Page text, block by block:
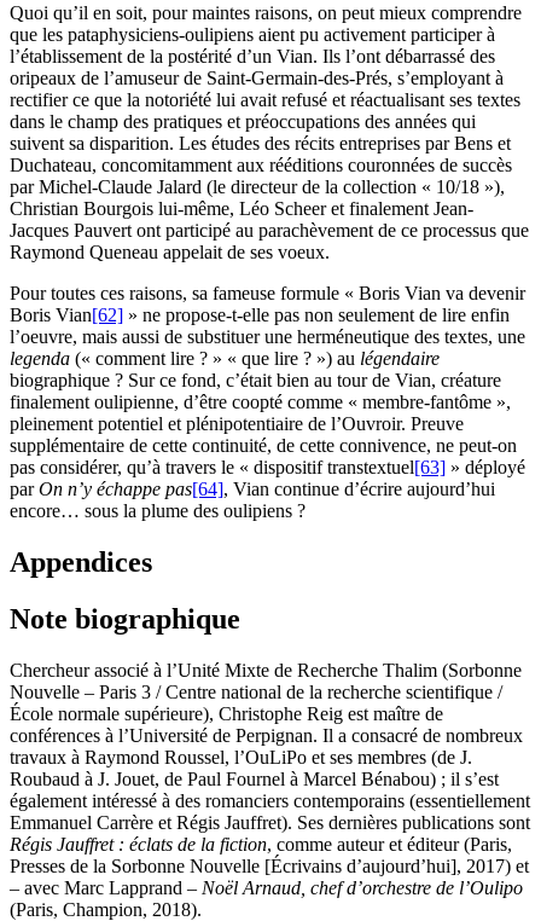
Quoi qu’il en soit, pour maintes raisons, on peut mieux comprendre
que les pataphysiciens-oulipiens aient pu activement participer à
l’établissement de la postérité d’un Vian. Ils l’ont débarrassé des
oripeaux de l’amuseur de Saint-Germain-des-Prés, s’employant à
rectifier ce que la notoriété lui avait refusé et réactualisant ses textes
dans le champ des pratiques et préoccupations des années qui
suivent sa disparition. Les études des récits entreprises par Bens et
Duchateau, concomitamment aux rééditions couronnées de succès
par Michel-Claude Jalard (le directeur de la collection « 10/18 »),
Christian Bourgois lui-même, Léo Scheer et finalement Jean-
Jacques Pauvert ont participé au parachèvement de ce processus que
Raymond Queneau appelait de ses voeux.
Pour toutes ces raisons, sa fameuse formule « Boris Vian va devenir
Boris Vian[62] » ne propose-t-elle pas non seulement de lire enfin
l’oeuvre, mais aussi de substituer une herméneutique des textes, une
legenda (« comment lire ? » « que lire ? ») au légendaire
biographique ? Sur ce fond, c’était bien au tour de Vian, créature
finalement oulipienne, d’être coopté comme « membre-fantôme »,
pleinement potentiel et plénipotentiaire de l’Ouvroir. Preuve
supplémentaire de cette continuité, de cette connivence, ne peut-on
pas considérer, qu’à travers le « dispositif transtextuel[63] » déployé
parOn n’y échappe pas[64], Vian continue d’écrire aujourd’hui
encore… sous la plume des oulipiens ?
Appendices
Note biographique
Chercheur associé à l’Unité Mixte de Recherche Thalim (Sorbonne
Nouvelle – Paris 3 / Centre national de la recherche scientifique /
École normale supérieure), Christophe Reig est maître de
conférences à l’Université de Perpignan. Il a consacré de nombreux
travaux à Raymond Roussel, l’OuLiPo et ses membres (de J.
Roubaud à J. Jouet, de Paul Fournel à Marcel Bénabou) ; il s’est
également intéressé à des romanciers contemporains (essentiellement
Emmanuel Carrère et Régis Jauffret). Ses dernières publications sont
Régis Jauffret : éclats de la fiction, comme auteur et éditeur (Paris,
Presses de la Sorbonne Nouvelle [Écrivains d’aujourd’hui], 2017) et
– avec Marc Lapprand – Noël Arnaud, chef d’orchestre de l’Oulipo
(Paris, Champion, 2018).